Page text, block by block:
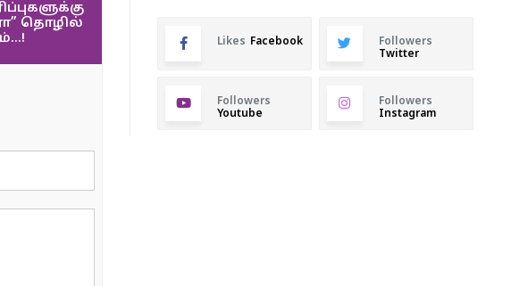
தொழில்
Likes Facebook
Followers
Twitter
Followers
Youtube
Followers
Instagram